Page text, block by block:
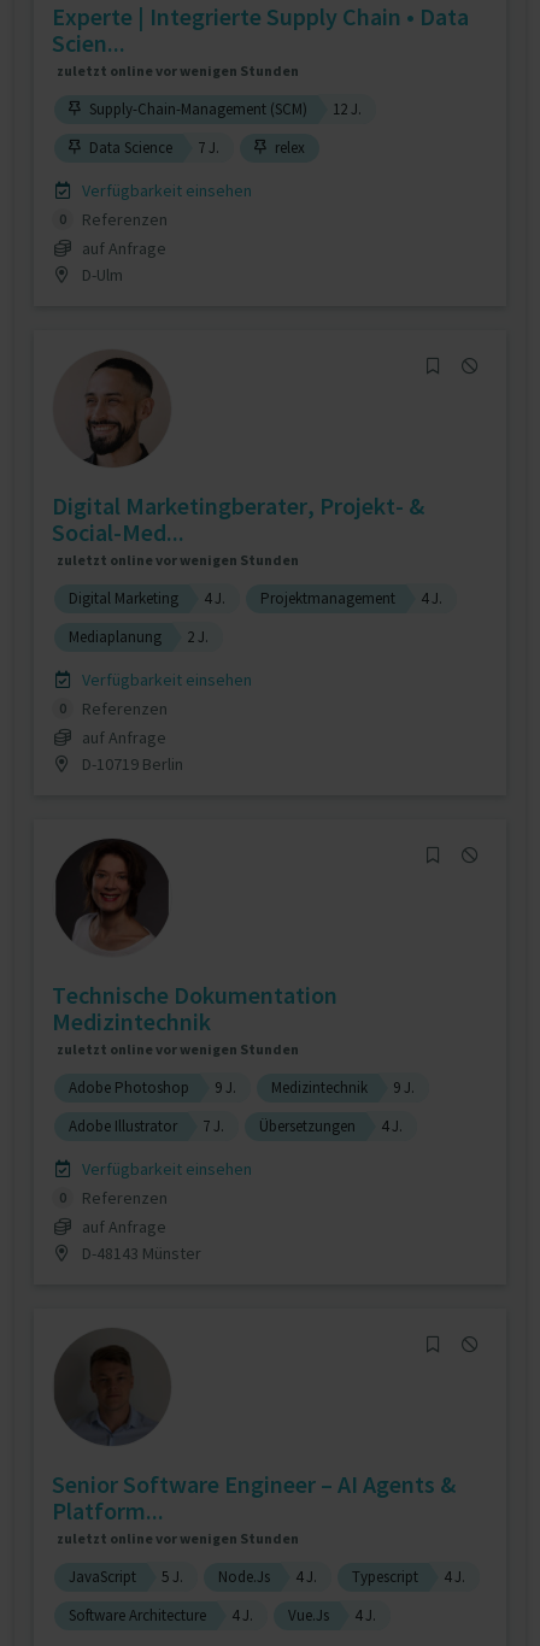
Experte | Integrierte Supply Chain • Data
Scien...
zuletzt online vor wenigen Stunden
Supply-Chain-Management (SCM)
12 J.
Data Science
7 J. relex
Verfügbarkeit einsehen
0
Referenzen
auf Anfrage
D-Ulm
Digital Marketingberater, Projekt- &
Social-Med...
zuletzt online vor wenigen Stunden
Digital Marketing 4 J. Projektmanagement
4 J.
Mediaplanung
2 J.
Verfügbarkeit einsehen
0
Referenzen
auf Anfrage
D-10719 Berlin
Technische Dokumentation
Medizintechnik
zuletzt online vor wenigen Stunden
Adobe Photoshop 9 J. Medizintechnik
9 J.
Adobe Illustrator
7 J. Übersetzungen 4 J.
Verfügbarkeit einsehen
0
Referenzen
auf Anfrage
D-48143 Münster
Senior Software Engineer – AI Agents &
Platform...
zuletzt online vor wenigen Stunden
JavaScript 5 J. Node.Js 4 J. Typescript
4 J.
Software Architecture
4 J. Vue.Js 4 J.